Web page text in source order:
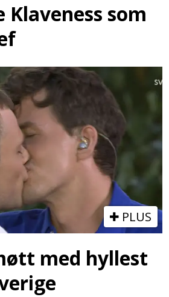
Klaveness som
PLUS
med hyllest